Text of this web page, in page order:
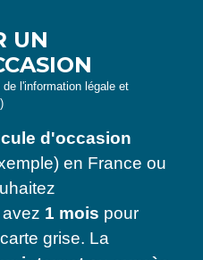
UN
l'information légale et
d'occasion
en France ou
1 mois pour
grise. La